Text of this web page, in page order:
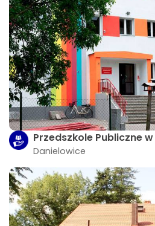
Przedszkole Publiczne
Danielowice